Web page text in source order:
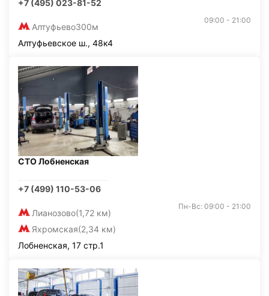
+7 (495) 023-81-52
Алтуфьево300м
09:00 - 21:00
Алтуфьевское ш., 48к4
СТО Лобненская
+7 (499) 110-53-06
Лианозово(1,72 км)
Яхромская(2,34 км)
Пн-Вс: 09:00 - 21:00
Лобненская, 17 стр.1